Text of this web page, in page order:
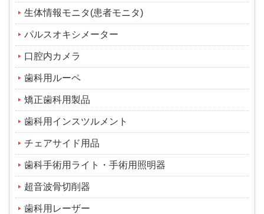
生体情報モニタ(患者モニタ)
パルスオキシメーター
口腔内カメラ
歯科用ルーペ
矯正歯科用製品
歯科用インスツルメント
チェアサイド用品
歯科手術用ライト・手術用照明器
超音波骨切削器
歯科用レーザー